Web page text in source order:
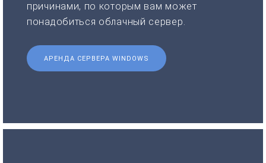
причинами, по которым вам может
понадобиться облачный сервер.
АРЕНДА СЕРВЕРА WINDOWS